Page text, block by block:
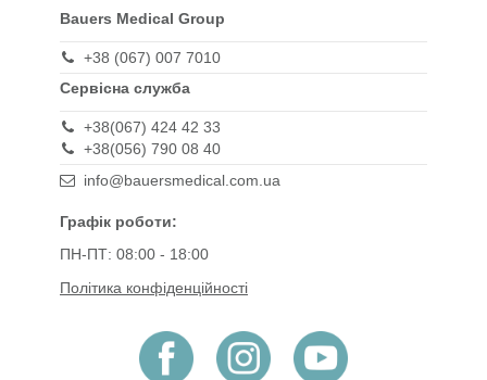
Bauers Medical Group
+38 (067) 007 7010
Сервісна служба
+38(067) 424 42 33
+38(056) 790 08 40
info@bauersmedical.com.ua
Графік роботи:
ПН-ПТ: 08:00 - 18:00
Політика конфіденційності